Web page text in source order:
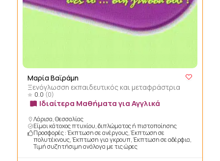
Μαρία Βαϊράμη
Ξενόγλωσση εκπαιδευτικός και μεταφράστρια
0.0 (0)
Ιδιαίτερα Μαθήματα για Αγγλικά
Λάρισα, Θεσσαλίας
Είμαι κάτοχος πτυχίου, διπλώματος ή πιστοποίησης
Προσφορές : Έκπτωση σε ανέργους, Έκπτωση σε
πολυτέκνους, Έκπτωση για γκρουπ, Έκπτωση σε αδέρφια,
Τιμή συζητήσιμη ανάλογα με τις ώρες